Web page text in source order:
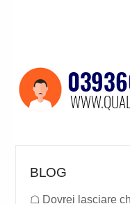
BLOG
☖ Dovrei lasciare